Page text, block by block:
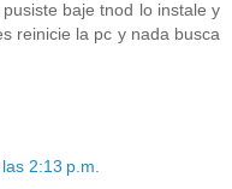
baje tnod lo instale y
reinicie la pc y nada busca
2:13 p.m.